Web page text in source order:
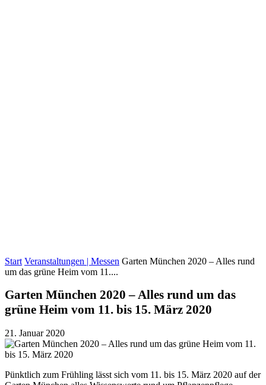
Start Veranstaltungen | Messen Garten München 2020 – Alles rund
um das grüne Heim vom 11....
Garten München 2020 – Alles rund um das
grüne Heim vom 11. bis 15. März 2020
21. Januar 2020
Pünktlich zum Frühling lässt sich vom 11. bis 15. März 2020 auf der